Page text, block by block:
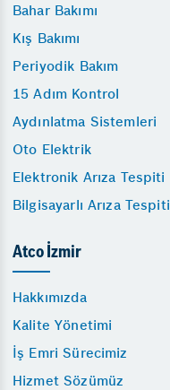
Bahar Bakımı
Kış Bakımı
Periyodik Bakım
15 Adım Kontrol
Aydınlatma Sistemleri
Oto Elektrik
Elektronik Arıza Tespiti
Bilgisayarlı Arıza Tespiti
Atco İzmir
Hakkımızda
Kalite Yönetimi
İş Emri Sürecimiz
Hizmet Sözümüz